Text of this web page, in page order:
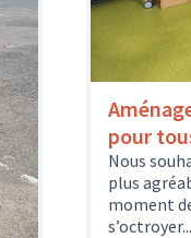
pour
Nous
plus
moment
s’octroyer...